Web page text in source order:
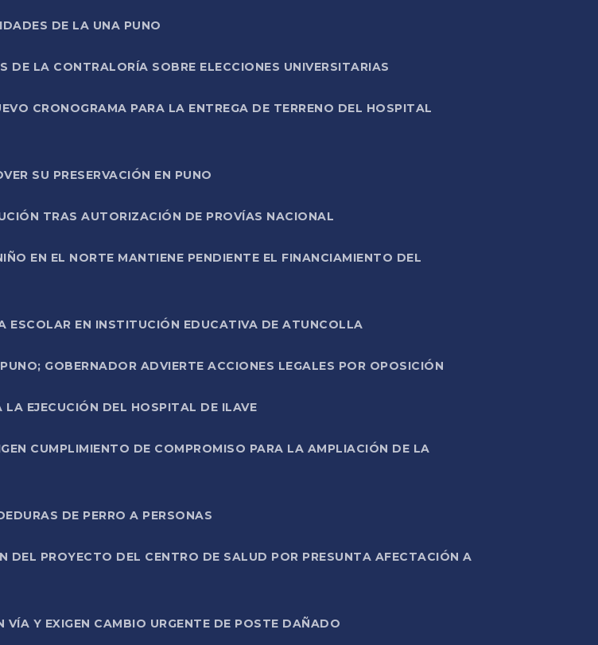
DE LA UNA PUNO
LA CONTRALORÍA SOBRE ELECCIONES UNIVERSITARIAS
CRONOGRAMA PARA LA ENTREGA DE TERRENO DEL HOSPITAL
SU PRESERVACIÓN EN PUNO
TRAS AUTORIZACIÓN DE PROVÍAS NACIONAL
EN EL NORTE MANTIENE PENDIENTE EL FINANCIAMIENTO DEL
ESCOLAR EN INSTITUCIÓN EDUCATIVA DE ATUNCOLLA
GOBERNADOR ADVIERTE ACCIONES LEGALES POR OPOSICIÓN
EJECUCIÓN DEL HOSPITAL DE ILAVE
CUMPLIMIENTO DE COMPROMISO PARA LA AMPLIACIÓN DE LA
DE PERRO A PERSONAS
PROYECTO DEL CENTRO DE SALUD POR PRESUNTA AFECTACIÓN A
Y EXIGEN CAMBIO URGENTE DE POSTE DAÑADO